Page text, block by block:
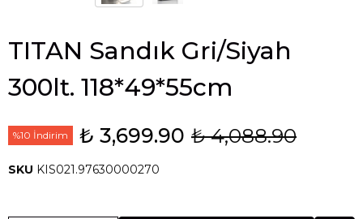
TITAN Sandık Gri/Siyah
300lt. 118*49*55cm
%10 İndirim ₺ 3,699.90 ₺ 4,088.90
SKU KIS021.97630000270